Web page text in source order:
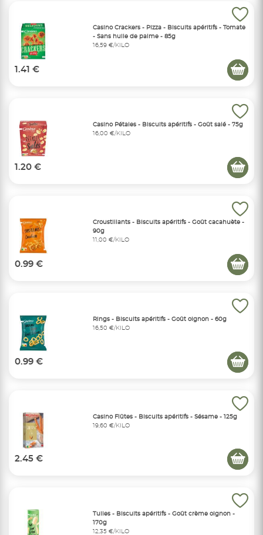
Casino Crackers - Pizza - Biscuits apéritifs - Tomate
- Sans huile de palme - 85g
16,59 €/KILO
1.41 €
Casino Pétales - Biscuits apéritifs - Goût salé - 75g
16,00 €/KILO
1.20 €
Croustillants - Biscuits apéritifs - Goût cacahuète -
90g
11,00 €/KILO
0.99 €
Rings - Biscuits apéritifs - Goût oignon - 60g
16,50 €/KILO
0.99 €
Casino Flûtes - Biscuits apéritifs - Sésame - 125g
19,60 €/KILO
2.45 €
Tuiles - Biscuits apéritifs - Goût crème oignon -
170g
12,35 €/KILO